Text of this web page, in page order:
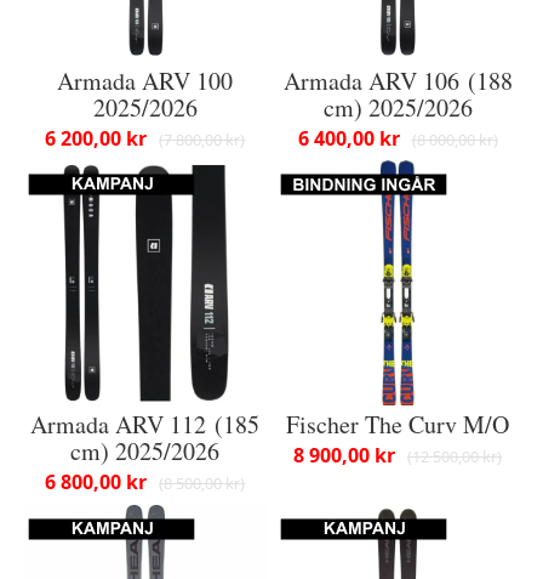
Armada ARV 100
2025/2026
7 800,00 kr
6 200,00 kr
Armada ARV 106 (188
cm) 2025/2026
8 000,00 kr
6 400,00 kr
Armada ARV 112 (185
cm) 2025/2026
8 500,00 kr
6 800,00 kr
Fischer The Curv M/O
12 500,00 kr
8 900,00 kr